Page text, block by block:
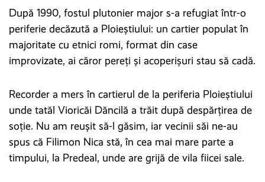
După 1990, fostul plutonier major s-a refugiat într-o
periferie decăzută a Ploieștiului: un cartier populat în
majoritate cu etnici romi, format din case
improvizate, ai căror pereți și acoperișuri stau să cadă.
Recorder a mers în cartierul de la periferia Ploieștiului
unde tatăl Vioricăi Dăncilă a trăit după despărțirea de
soție. Nu am reușit să-l găsim, iar vecinii săi ne-au
spus că Filimon Nica stă, în cea mai mare parte a
timpului, la Predeal, unde are grijă de vila fiicei sale.